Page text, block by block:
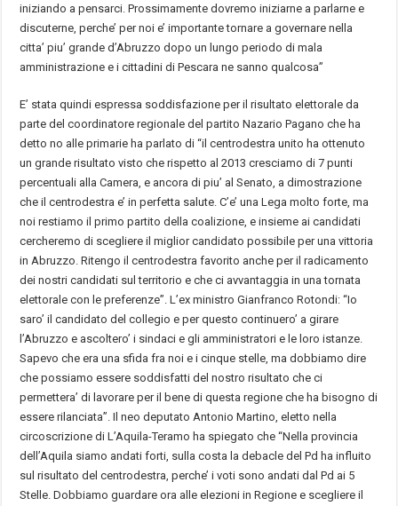
iniziando a pensarci. Prossimamente dovremo iniziarne a parlarne e
discuterne, perche’ per noi e’ importante tornare a governare nella
citta’ piu’ grande d’Abruzzo dopo un lungo periodo di mala
amministrazione e i cittadini di Pescara ne sanno qualcosa”
E’ stata quindi espressa soddisfazione per il risultato elettorale da
parte del coordinatore regionale del partito Nazario Pagano che ha
detto no alle primarie ha parlato di “il centrodestra unito ha ottenuto
un grande risultato visto che rispetto al 2013 cresciamo di 7 punti
percentuali alla Camera, e ancora di piu’ al Senato, a dimostrazione
che il centrodestra e’ in perfetta salute. C’e’ una Lega molto forte, ma
noi restiamo il primo partito della coalizione, e insieme ai candidati
cercheremo di scegliere il miglior candidato possibile per una vittoria
in Abruzzo. Ritengo il centrodestra favorito anche per il radicamento
dei nostri candidati sul territorio e che ci avvantaggia in una tornata
elettorale con le preferenze”. L’ex ministro Gianfranco Rotondi: “Io
saro’ il candidato del collegio e per questo continuero’ a girare
l’Abruzzo e ascoltero’ i sindaci e gli amministratori e le loro istanze.
Sapevo che era una sfida fra noi e i cinque stelle, ma dobbiamo dire
che possiamo essere soddisfatti del nostro risultato che ci
permettera’ di lavorare per il bene di questa regione che ha bisogno di
essere rilanciata”. Il neo deputato Antonio Martino, eletto nella
circoscrizione di L’Aquila-Teramo ha spiegato che “Nella provincia
dell’Aquila siamo andati forti, sulla costa la debacle del Pd ha influito
sul risultato del centrodestra, perche’ i voti sono andati dal Pd ai 5
Stelle. Dobbiamo guardare ora alle elezioni in Regione e scegliere il